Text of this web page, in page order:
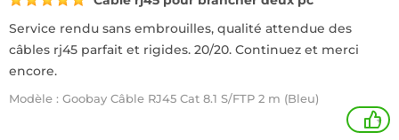
Service rendu sans embrouilles, qualité attendue des
câbles rj45 parfait et rigides. 20/20. Continuez et merci
encore.
Modèle : Goobay Câble RJ45 Cat 8.1 S/FTP 2 m (Bleu)
+